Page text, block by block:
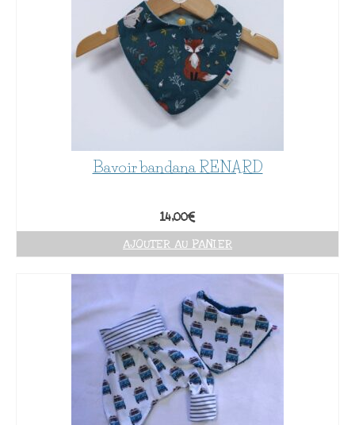
Bavoir bandana RENARD
14,00€
AJOUTER AU PANIER